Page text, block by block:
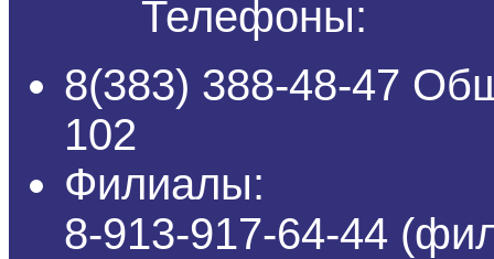
Телефоны:
8(383) 388-48-47
102
Филиалы:
8-913-917-64-44